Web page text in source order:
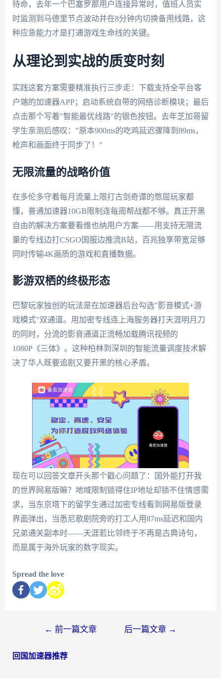
待命，去年一个巴塞罗那用户连接异常时，值班人员实
时监测到马德里节点波动并在8分钟内切换备用线路，这
种应急能力才是打通游戏生命线的关键。
从理论到实战的质变时刻
实践这套方案需要精准执行三步走：下载支持全平台客
户端的加速器APP；启动系统自带的网络诊断模块；最后
点击那个写着"智能最优线路"的银色按钮。去年芝加哥留
学生亲测后感叹："原本900ms的吃鸡延迟骤降到89ms，
枪声和画面终于同步了！"
无限流量的战略价值
在多伦多守着每月流量上限打古剑奇谭的憋屈玩家都
懂，普通加速器10GB限制连每周帮战都不够。真正开黑
自由的解决方案要看维也纳用户方案——用支持无限流
量的专线边打CSGO国服边推流B站，百兆独享带宽足够
同时传输4K画质的游戏和直播数据。
影游双栖的终极形态
巴黎玩家独创的玩法是在加速器后台勾选"影音模式+游
戏模式"双通道。用加密专线连上海服务器打天涯明月刀
的同时，分流的影音通道正流畅加载腾讯视频的
1080P《三体》。这种柏林到深圳的智能流量调度技术解
决了华人既要追剧又要开黑的核心矛盾。
现在可以回答文章开头那个戳心问题了：国外能打开我
的世界网易版嘛？地域限制锁得住IP地址却锁不住情感需
求，当东京塔下的留学生通过加密专线看到网易版登录
界面弹出，当悉尼歌剧院旁的打工人用87ms延迟和国内
兄弟通关副本时——天涯若比邻终于不再是古典诗句，
而是属于海外玩家的数字现实。
Spread the love
← 前一篇文章 后一篇文章 →
回国加速器推荐